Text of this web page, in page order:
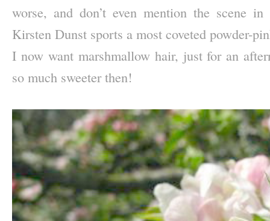
worse, and don’t even mention the scene
Kirsten Dunst sports a most coveted powder-
I now want marshmallow hair, just for an
so much sweeter then!